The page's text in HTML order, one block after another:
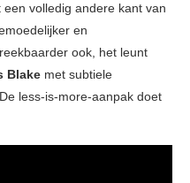
volledig andere kant van
en
ook, het leunt
Blake met subtiele
less-is-more-aanpak doet